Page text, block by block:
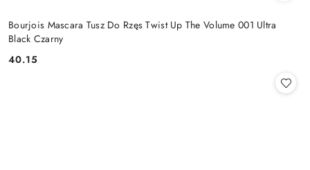
Bourjois Mascara Tusz Do Rzęs Twist Up The Volume 001 Ultra
Black Czarny
Cena:
40.15